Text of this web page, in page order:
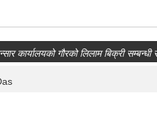
कार्यालयको गौरको लिलाम बिक्री सम्बन्धी